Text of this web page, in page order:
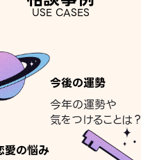
USE CASES
今後の運勢
今年の運勢や
気をつけることは？
愛の悩み